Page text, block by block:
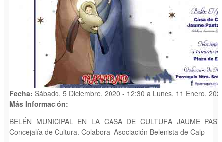
Fecha: Sábado, 5 Diciembre, 2020 - 12:30 a Lunes, 11 Enero,
Más Información:
BELÉN MUNICIPAL EN LA CASA DE CULTURA JAUME
Concejalía de Cultura. Colabora: Asociación Belenista de Calp